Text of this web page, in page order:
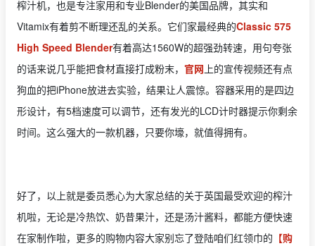
榨汁机，也是专注家用和专业Blender的美国品牌，其实和
Vitamix有着剪不断理还乱的关系。它们家最经典的Classic 575
High Speed Blender有着高达1560W的超强劲转速，用句夸张
的话来说几乎能把食材直接打成粉末， 官网 上的宣传视频还有点
狗血的把iPhone放进去实验，结果让人震惊。容器采用的是四边
形设计，有5档速度可以调节，还有发光的LCD计时器提示你剩余
时间。这么强大的一款机器，只要你壕，就值得拥有。
好了，以上就是委员悉心为大家总结的关于英国最受欢迎的榨汁
机啦，无论是冷热饮、奶昔果汁，还是汤汁酱料，都能方便快速
在家制作啦，更多的购物内容大家别忘了登陆咱们红领巾的 【购